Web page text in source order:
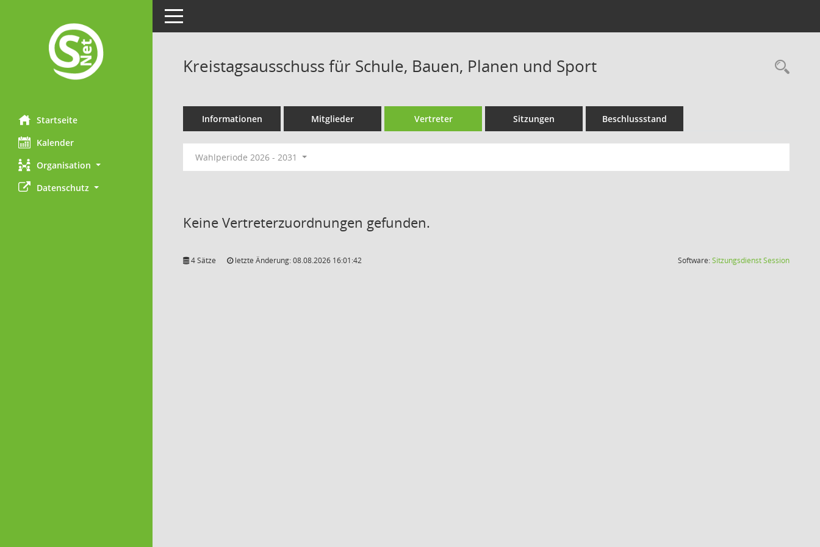
Startseite
Kalender
Organisation
Datenschutz
Toggle navigation
Kreistagsausschuss für Schule, Bauen, Planen und Sport
Informationen Mitglieder Vertreter Sitzungen Beschlussstand
Wahlperiode 2026 - 2031
Keine Vertreterzuordnungen gefunden.
4 Sätze letzte Änderung: 08.08.2026 16:01:42 Software:SitzungsdienstSession(Wird in